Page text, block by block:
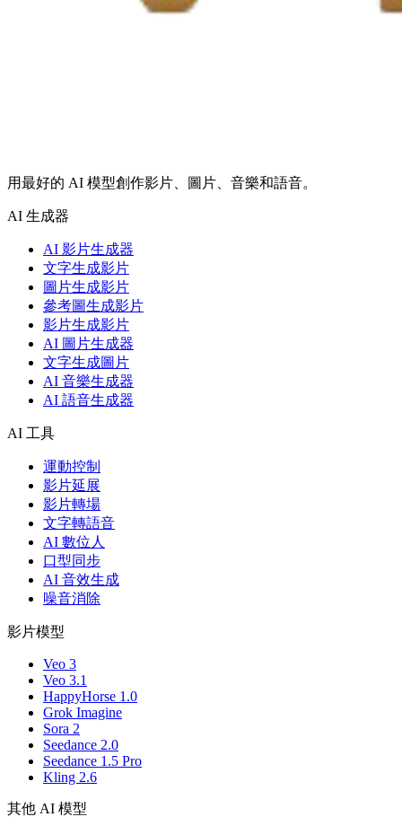
用最好的 AI 模型創作影片、圖片、音樂和語音。
AI 生成器
AI 影片生成器
文字生成影片
圖片生成影片
參考圖生成影片
影片生成影片
AI 圖片生成器
文字生成圖片
AI 音樂生成器
AI 語音生成器
AI 工具
運動控制
影片延展
影片轉場
文字轉語音
AI 數位人
口型同步
AI 音效生成
噪音消除
影片模型
Veo 3
Veo 3.1
HappyHorse 1.0
Grok Imagine
Sora 2
Seedance 2.0
Seedance 1.5 Pro
Kling 2.6
其他 AI 模型